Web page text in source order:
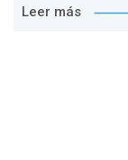
Leer más